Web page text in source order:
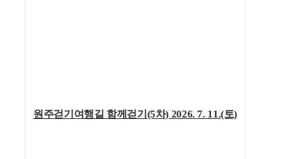
원주걷기여행길 함께걷기(5차) 2026. 7. 11.(토)